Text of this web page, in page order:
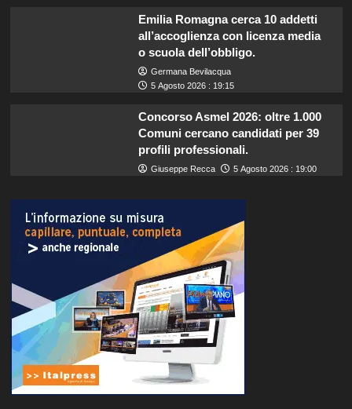
Emilia Romagna cerca 10 addetti
all’accoglienza con licenza media
o scuola dell’obbligo.
Germana Bevilacqua
5 Agosto 2026 : 19:15
Concorso Asmel 2026: oltre 1.000
Comuni cercano candidati per 39
profili professionali.
Giuseppe Recca 5 Agosto 2026 : 19:00